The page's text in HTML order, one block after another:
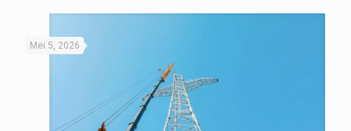
Mei 5, 2026